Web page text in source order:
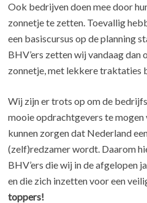
Ook bedrijven doen mee door
zonnetje te zetten. Toevallig
een basiscursus op de planning
BHV’ers zetten wij vandaag dan
zonnetje, met lekkere traktaties
Wij zijn er trots op om de
mooie opdrachtgevers te mogen
kunnen zorgen dat Nederland
(zelf)redzamer wordt. Daarom
BHV’ers die wij in de afgelopen
en die zich inzetten voor een
toppers!